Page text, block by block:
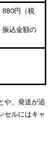
880円（税
振込金額の
や、発送が追
セルにはキャ